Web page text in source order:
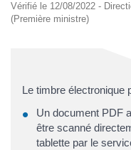
Vérifié le 12/08/2022 -
(Première ministre)
Le timbre électronique
Un document PDF
être scanné
tablette par le